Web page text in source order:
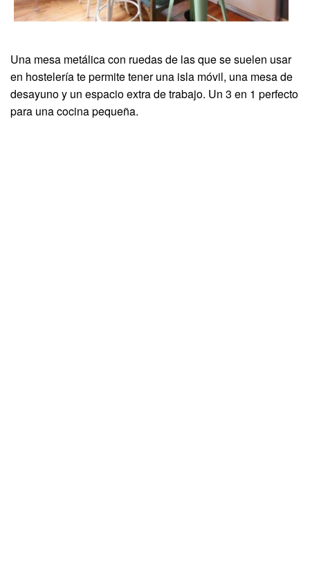
Una mesa metálica con ruedas de las que se suelen usar
en hostelería te permite tener una isla móvil, una mesa de
desayuno y un espacio extra de trabajo. Un 3 en 1 perfecto
para una cocina pequeña.